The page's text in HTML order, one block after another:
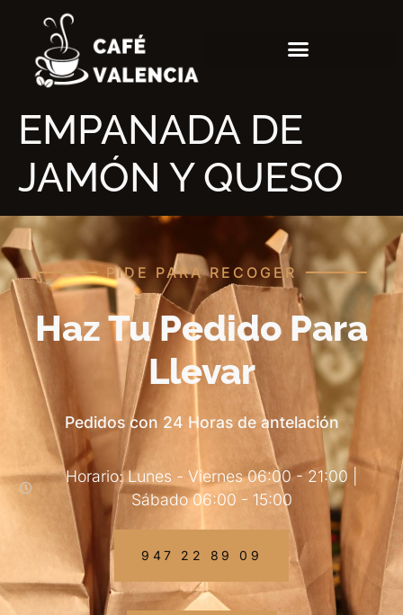
EMPANADA DE
JAMÓN Y QUESO
PIDE PARA RECOGER
Haz Tu Pedido Para
Llevar
Pedidos con 24 Horas de antelación
Horario: Lunes - Viernes 06:00 - 21:00 |
Sábado 06:00 - 15:00
947 22 89 09